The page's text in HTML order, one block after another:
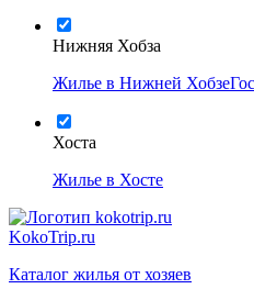
Нижняя Хобза
Жилье в Нижней Хобзе
Хоста
Жилье в Хосте
KokoTrip.ru
Каталог жилья от хозяев